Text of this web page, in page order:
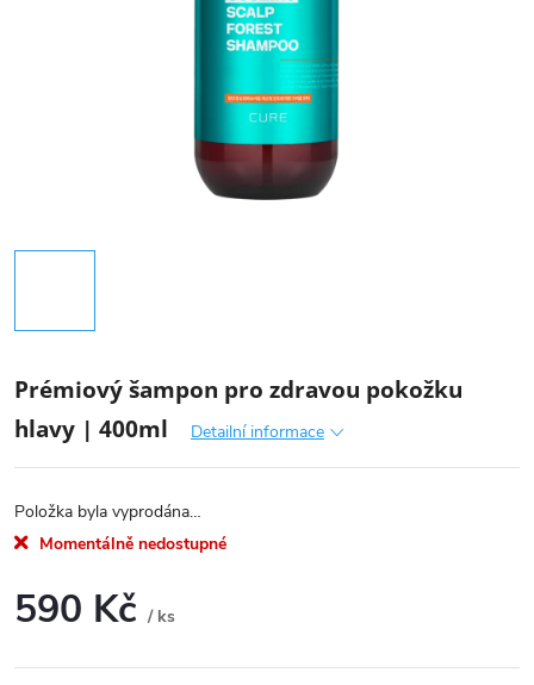
Prémiový šampon pro zdravou pokožku
hlavy | 400ml
Detailní informace
Položka byla vyprodána…
Momentálně nedostupné
590 Kč / ks
cena: